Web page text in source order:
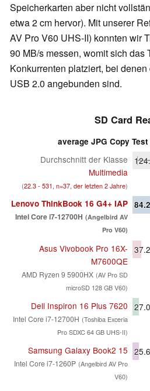
Speicherkarten aber nicht
etwa 2 cm hervor). Mit unserer
AV Pro V60 UHS-II) konnten wir
90 MB/s messen, womit sich das
Konkurrenten platziert, bei
USB 2.0 angebunden sind.
SD Card
average JPG Copy
Durchschnitt der Klasse
Multimedia
(22.3 - 531, n=37, der letzten 2 Jahre)
Lenovo ThinkBook 16 G4+ IAP
Intel Core i7-12700H (Angelbird AV
Pro V60)
84.2
Asus Vivobook Pro 16X-
M7600QE
AMD Ryzen 9 5900HX (AV Pro SD
microSD 128 GB V60)
37.2
Dell Inspiron 16 Plus 7620
Intel Core i7-12700H (Toshiba Exceria
Pro SDXC 64 GB UHS-II)
Samsung Galaxy Book2 15
Intel Core i7-1260P (Angelbird AV Pro
V60)
25.6